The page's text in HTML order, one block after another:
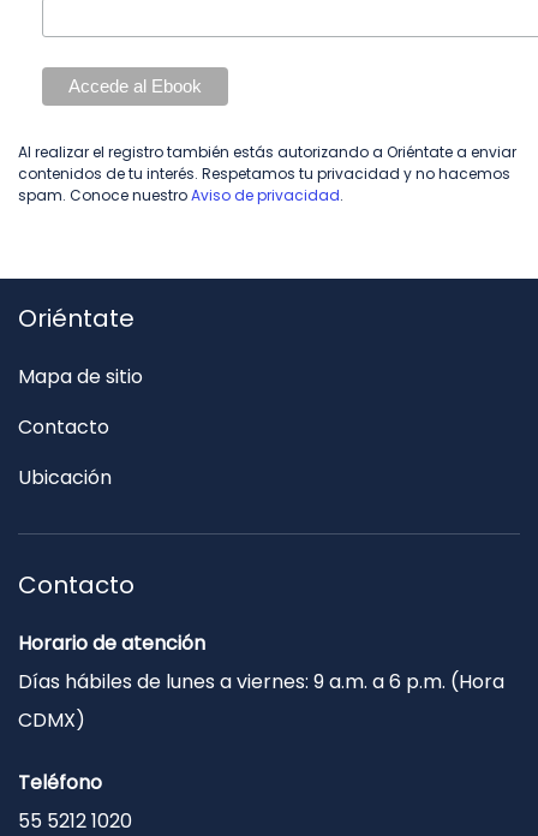
Al realizar el registro también estás autorizando a Oriéntate a enviar
contenidos de tu interés. Respetamos tu privacidad y no hacemos
spam. Conoce nuestroAviso de privacidad.
Oriéntate
Mapa de sitio
Contacto
Ubicación
Contacto
Horario de atención
Días hábiles de lunes a viernes: 9 a.m. a 6 p.m. (Hora
CDMX)
Teléfono
55 5212 1020